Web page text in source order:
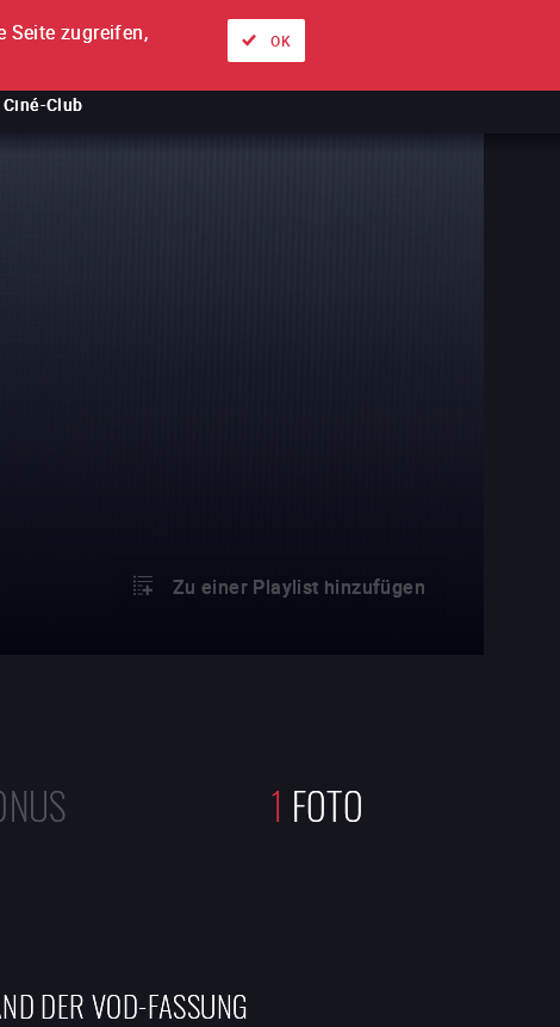
Ciné-Club
Über uns Unsere Angebote
Zu einer Playlist hinzufügen
1 FOTO
DER VOD-FASSUNG
Seite zugreifen,
OK